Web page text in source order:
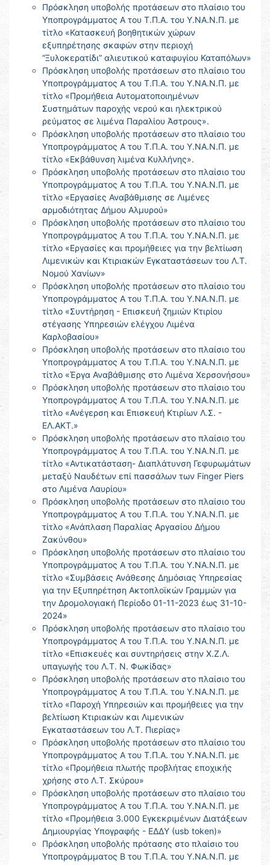
Πρόσκληση υποβολής προτάσεων στο πλαίσιο του
Υποπρογράμματος Α του Τ.Π.Α. του Υ.ΝΑ.Ν.Π. με
τίτλο «Κατασκευή βοηθητικών χώρων
εξυπηρέτησης σκαφών στην περιοχή
“Ξυλοκερατίδι” αλιευτικού καταφυγίου Καταπόλων»
Πρόσκληση υποβολής προτάσεων στο πλαίσιο του
Υποπρογράμματος Α του Τ.Π.Α. του Υ.ΝΑ.Ν.Π. με
τίτλο «Προμήθεια Αυτοματοποιημένων
Συστημάτων παροχής νερού και ηλεκτρικού
ρεύματος σε λιμένα Παραλίου Άστρους».
Πρόσκληση υποβολής προτάσεων στο πλαίσιο του
Υποπρογράμματος Α του Τ.Π.Α. του Υ.ΝΑ.Ν.Π. με
τίτλο «Εκβάθυνση λιμένα Κυλλήνης».
Πρόσκληση υποβολής προτάσεων στο πλαίσιο του
Υποπρογράμματος Α του Τ.Π.Α. του Υ.ΝΑ.Ν.Π. με
τίτλο «Εργασίες Αναβάθμισης σε Λιμένες
αρμοδιότητας Δήμου Αλμυρού»
Πρόσκληση υποβολής προτάσεων στο πλαίσιο του
Υποπρογράμματος Α του Τ.Π.Α. του Υ.ΝΑ.Ν.Π. με
τίτλο «Εργασίες και προμήθειες για την βελτίωση
Λιμενικών και Κτιριακών Εγκαταστάσεων του Λ.Τ.
Νομού Χανίων»
Πρόσκληση υποβολής προτάσεων στο πλαίσιο του
Υποπρογράμματος Α του Τ.Π.Α. του Υ.ΝΑ.Ν.Π. με
τίτλο «Συντήρηση - Επισκευή ζημιών Κτιρίου
στέγασης Υπηρεσιών ελέγχου Λιμένα
Καρλοβασίου»
Πρόσκληση υποβολής προτάσεων στο πλαίσιο του
Υποπρογράμματος Α του Τ.Π.Α. του Υ.ΝΑ.Ν.Π. με
τίτλο «Έργα Αναβάθμισης στο Λιμένα Χερσονήσου»
Πρόσκληση υποβολής προτάσεων στο πλαίσιο του
Υποπρογράμματος Α του Τ.Π.Α. του Υ.ΝΑ.Ν.Π. με
τίτλο «Ανέγερση και Επισκευή Κτιρίων Λ.Σ. -
ΕΛ.ΑΚΤ.»
Πρόσκληση υποβολής προτάσεων στο πλαίσιο του
Υποπρογράμματος Α του Τ.Π.Α. του Υ.ΝΑ.Ν.Π. με
τίτλο «Αντικατάσταση- Διαπλάτυνση Γεφυρωμάτων
μεταξύ Ναυδέτων επί πασσάλων των Finger Piers
στο Λιμένα Λαυρίου»
Πρόσκληση υποβολής προτάσεων στο πλαίσιο του
Υποπρογράμματος Α του Τ.Π.Α. του Υ.ΝΑ.Ν.Π. με
τίτλο «Ανάπλαση Παραλίας Αργασίου Δήμου
Ζακύνθου»
Πρόσκληση υποβολής προτάσεων στο πλαίσιο του
Υποπρογράμματος Α του Τ.Π.Α. του Υ.ΝΑ.Ν.Π. με
τίτλο «Συμβάσεις Ανάθεσης Δημόσιας Υπηρεσίας
για την Εξυπηρέτηση Ακτοπλοϊκών Γραμμών για
την Δρομολογιακή Περίοδο 01-11-2023 έως 31-10-
2024»
Πρόσκληση υποβολής προτάσεων στο πλαίσιο του
Υποπρογράμματος Α του Τ.Π.Α. του Υ.ΝΑ.Ν.Π. με
τίτλο «Επισκευές και συντηρήσεις στην Χ.Ζ.Λ.
υπαγωγής του Λ.Τ. Ν. Φωκίδας»
Πρόσκληση υποβολής προτάσεων στο πλαίσιο του
Υποπρογράμματος Α του Τ.Π.Α. του Υ.ΝΑ.Ν.Π. με
τίτλο «Παροχή Υπηρεσιών και προμήθειες για την
βελτίωση Κτιριακών και Λιμενικών
Εγκαταστάσεων του Λ.Τ. Πιερίας»
Πρόσκληση υποβολής προτάσεων στο πλαίσιο του
Υποπρογράμματος Α του Τ.Π.Α. του Υ.ΝΑ.Ν.Π. με
τίτλο «Προμήθεια πλωτής προβλήτας εποχικής
χρήσης στο Λ.Τ. Σκύρου»
Πρόσκληση υποβολής προτάσεων στο πλαίσιο του
Υποπρογράμματος Α του Τ.Π.Α. του Υ.ΝΑ.Ν.Π. με
τίτλο «Προμήθεια 3.000 Εγκεκριμένων Διατάξεων
Δημιουργίας Υπογραφής - ΕΔΔΥ (usb token)»
Πρόσκληση υποβολής πρότασης στο πλαίσιο του
Υποπρογράμματος Β του Τ.Π.Α. του Υ.ΝΑ.Ν.Π. με